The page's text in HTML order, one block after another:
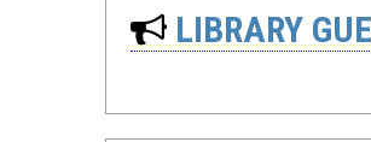
LIBRARY